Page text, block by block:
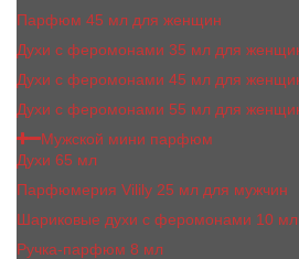
Парфюм 45 мл для женщин
Духи с феромонами 35 мл для
Духи с феромонами 45 мл для
Духи с феромонами 55 мл для
Мужской мини парфюм
Духи 65 мл
Парфюмерия Vilily 25 мл для мужчин
Шариковые духи с феромонами 10
Ручка-парфюм 8 мл